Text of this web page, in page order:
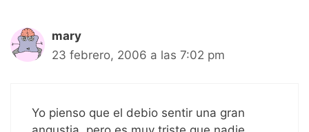
mary
23 febrero, 2006 a las 7:02 pm
Yo pienso que el debio sentir una gran